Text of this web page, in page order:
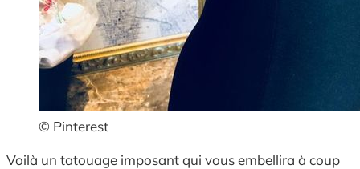
© Pinterest
Voilà un tatouage imposant qui vous embellira à coup